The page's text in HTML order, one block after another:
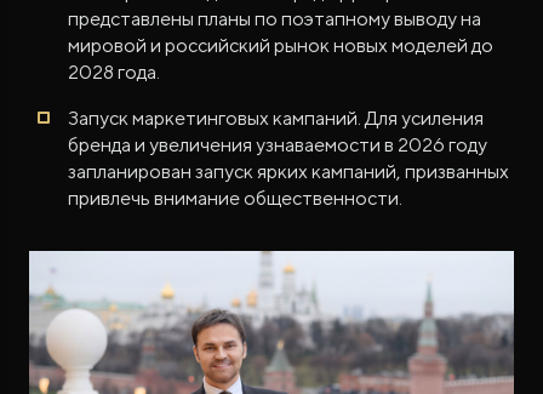
представлены планы по поэтапному выводу на
мировой и российский рынок новых моделей до
2028 года.
Запуск маркетинговых кампаний. Для усиления
бренда и увеличения узнаваемости в 2026 году
запланирован запуск ярких кампаний, призванных
привлечь внимание общественности.